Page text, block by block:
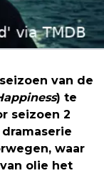
van de
) te
seizoen 2
waar
olie het